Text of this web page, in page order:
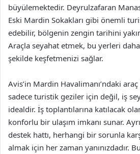
büyülemektedir. Deyrulzafaran
Eski Mardin Sokakları gibi önemli
edebilir, bölgenin zengin tarihini
Araçla seyahat etmek, bu yerleri
şekilde keşfetmenizi sağlar.
Avis’in Mardin Havalimanı’ndaki
sadece turistik geziler için değil, iş
idealdir. İş toplantılarına katılacak
konforlu bir ulaşım imkanı sunar.
destek hattı, herhangi bir sorunla
almak için her zaman yanınızdadır.